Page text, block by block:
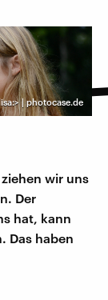
| photocase.de
wir uns
Der
hat, kann
Das haben